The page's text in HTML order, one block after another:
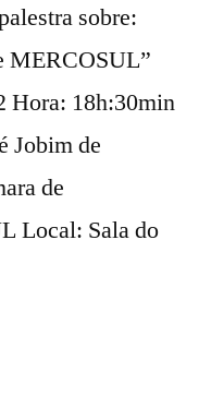
sobre:
MERCOSUL”
Hora: 18h:30min
Jobim de
de
Local: Sala do